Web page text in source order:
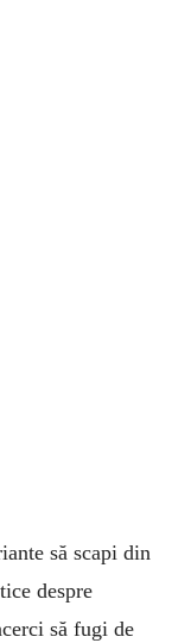
să scapi din
despre
să fugi de